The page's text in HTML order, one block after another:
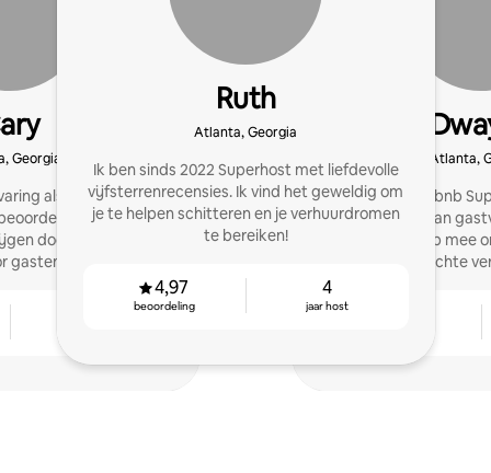
Georgia
als host help ik
van 4,9 of
door middel van
en slimme
Ruth
Atlanta, Georgia
Ik ben sinds 2022 Superhost met liefdevolle
vijfsterrenrecensies. Ik vind het geweldig om
je te helpen schitteren en je verhuurdromen
te bereiken!
4,97
beoordeling
4
jaar host
Atlanta,
Als ervaren Airbnb
unieke mix van
vakmanschap mee
ervaringsgerichte